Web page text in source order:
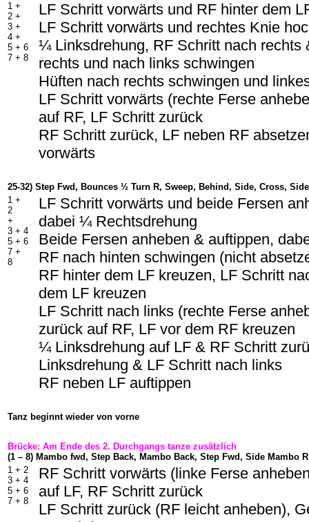
1 +
2 +
3 +
4 +
5 + 6
7 + 8
LF Schritt vorwärts und RF hinter dem
LF Schritt vorwärts und rechtes Knie
¼ Linksdrehung, RF Schritt nach rechts
rechts und nach links schwingen
Hüften nach rechts schwingen und
LF Schritt vorwärts (rechte Ferse
auf RF, LF Schritt zurück
RF Schritt zurück, LF neben RF
vorwärts
25-32) Step Fwd, Bounces ½ Turn R, Sweep, Behind, Side, Cross,
1 +
2
+
3 + 4
5 + 6
7 +
8
LF Schritt vorwärts und beide Fersen
dabei ¼ Rechtsdrehung
Beide Fersen anheben & auftippen,
RF nach hinten schwingen (nicht
RF hinter dem LF kreuzen, LF Schritt
dem LF kreuzen
LF Schritt nach links (rechte Ferse
zurück auf RF, LF vor dem RF kreuzen
¼ Linksdrehung auf LF & RF Schritt
Linksdrehung & LF Schritt nach links
RF neben LF auftippen
Tanz beginnt wieder von vorne
Brücke: Am Ende des 2. Durchgangs tanze zusätzlich
(1 – 8) Mambo fwd, Step Back, Mambo Back, Step Fwd, Side Mambo
1 + 2
3 + 4
5 + 6
7 + 8
RF Schritt vorwärts (linke Ferse
auf LF, RF Schritt zurück
LF Schritt zurück (RF leicht anheben),